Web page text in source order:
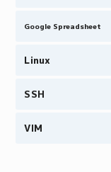
Google Spreadsheet
Linux
SSH
VIM